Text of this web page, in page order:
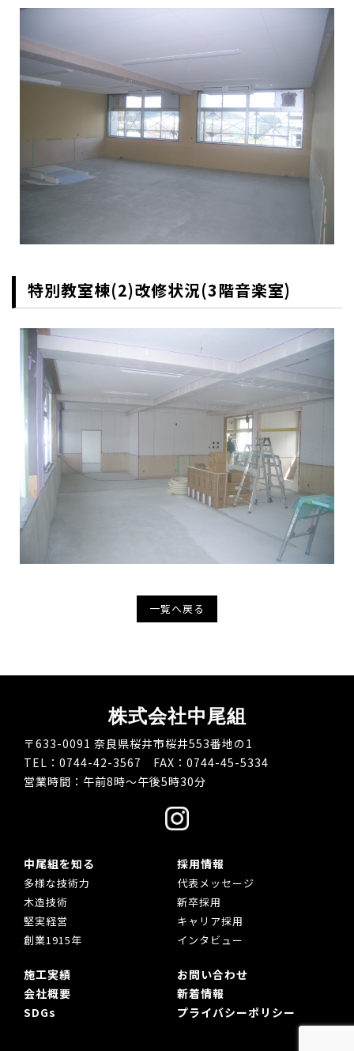
特別教室棟(2)改修状況(3階音楽室)
一覧へ戻る
株式会社中尾組
〒633-0091 奈良県桜井市桜井553番地の1
TEL：0744-42-3567 FAX：0744-45-5334
営業時間：午前8時～午後5時30分
中尾組を知る
多様な技術力
木造技術
堅実経営
創業1915年
採用情報
代表メッセージ
新卒採用
キャリア採用
インタビュー
施工実績
会社概要
SDGs
お問い合わせ
新着情報
プライバシーポリシー